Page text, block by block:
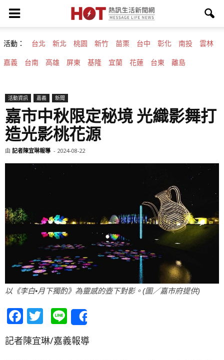
活動： 台北 新北 桃園 新竹 苗栗 台中 彰化 南投 雲林
嘉義 台南 高雄 屏東 基隆 宜蘭 花蓮 台東 離島
活動資訊 嘉義 新聞
嘉市中秋限定秘境 光織影舞打
造光影桃花源
由 記者陳宜琳報導 - 2024-08-22
以《李白•月下獨酌》為靈感的壺下對影。(圖／嘉市府提供)
Facebook
Twitter
Line
記者陳宜琳/嘉義報導